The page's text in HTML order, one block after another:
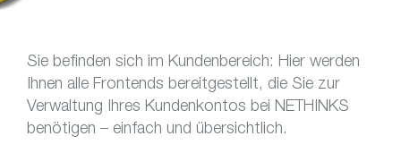
Sie befinden sich im Kundenbereich: Hier werden
Ihnen alle Frontends bereitgestellt, die Sie zur
Verwaltung Ihres Kundenkontos bei NETHINKS
benötigen – einfach und übersichtlich.